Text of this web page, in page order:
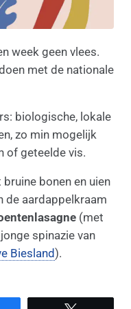
week geen vlees.
met de nationale
biologische, lokale
zo min mogelijk
of geteelde vis.
bonen en uien
de aardappelkraam
(met
spinazie van
Biesland).